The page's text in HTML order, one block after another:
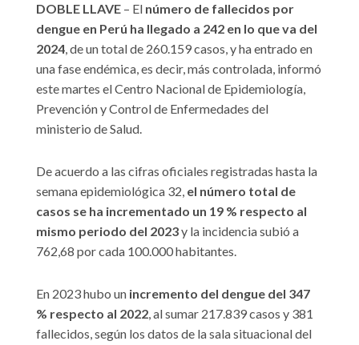
DOBLE LLAVE – El número de fallecidos por
dengue en Perú ha llegado a 242 en lo que va del
2024, de un total de 260.159 casos, y ha entrado en
una fase endémica, es decir, más controlada, informó
este martes el Centro Nacional de Epidemiología,
Prevención y Control de Enfermedades del
ministerio de Salud.
De acuerdo a las cifras oficiales registradas hasta la
semana epidemiológica 32, el número total de
casos se ha incrementado un 19 % respecto al
mismo periodo del 2023y la incidencia subió a
762,68 por cada 100.000 habitantes.
En 2023 hubo un incremento del dengue del 347
% respecto al 2022, al sumar 217.839 casos y 381
fallecidos, según los datos de la sala situacional del